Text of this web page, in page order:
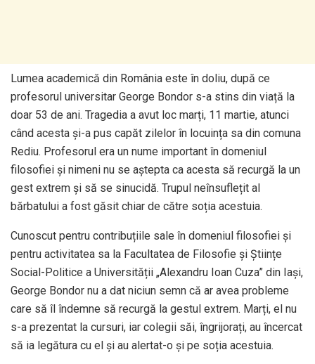
Lumea academică din România este în doliu, după ce
profesorul universitar George Bondor s-a stins din viață la
doar 53 de ani. Tragedia a avut loc marți, 11 martie, atunci
când acesta și-a pus capăt zilelor în locuința sa din comuna
Rediu. Profesorul era un nume important în domeniul
filosofiei și nimeni nu se aștepta ca acesta să recurgă la un
gest extrem și să se sinucidă. Trupul neînsuflețit al
bărbatului a fost găsit chiar de către soția acestuia.
Cunoscut pentru contribuțiile sale în domeniul filosofiei și
pentru activitatea sa la Facultatea de Filosofie și Științe
Social-Politice a Universității „Alexandru Ioan Cuza” din Iași,
George Bondor nu a dat niciun semn că ar avea probleme
care să îl îndemne să recurgă la gestul extrem. Marți, el nu
s-a prezentat la cursuri, iar colegii săi, îngrijorați, au încercat
să ia legătura cu el și au alertat-o și pe soția acestuia.